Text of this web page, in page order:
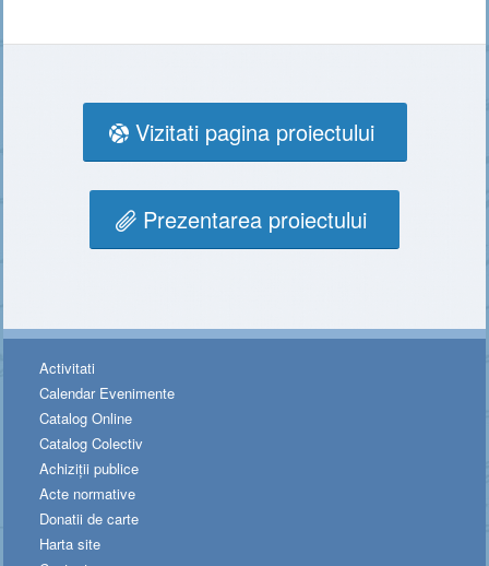
Vizitati pagina proiectului
Prezentarea proiectului
Activitati
Calendar Evenimente
Catalog Online
Catalog Colectiv
Achiziții publice
Acte normative
Donatii de carte
Harta site